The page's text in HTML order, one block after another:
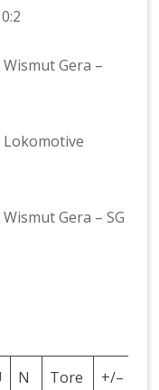
Wismut Gera –
Lokomotive
Gera – SG
N Tore +/–